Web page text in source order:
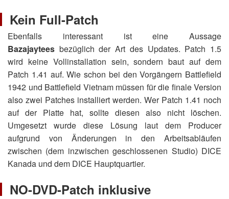
Kein Full-Patch
Ebenfalls interessant ist eine Aussage
Bazajaytees bezüglich der Art des Updates. Patch 1.5
wird keine Vollinstallation sein, sondern baut auf dem
Patch 1.41 auf. Wie schon bei den Vorgängern Battlefield
1942 und Battlefield Vietnam müssen für die finale Version
also zwei Patches installiert werden. Wer Patch 1.41 noch
auf der Platte hat, sollte diesen also nicht löschen.
Umgesetzt wurde diese Lösung laut dem Producer
aufgrund von Änderungen in den Arbeitsabläufen
zwischen (dem inzwischen geschlossenen Studio) DICE
Kanada und dem DICE Hauptquartier.
NO-DVD-Patch inklusive